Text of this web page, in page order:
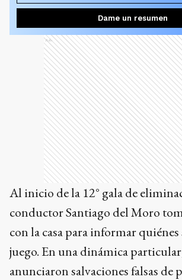
Dame un resumen
Ads
Al inicio de la 12° gala de
conductor Santiago del Moro
con la casa para informar
juego. En una dinámica
anunciaron salvaciones falsas de